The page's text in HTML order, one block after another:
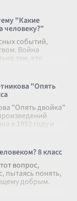
"Какие
человеку?"
событий,
Война
тем, кто
"Опять
"Опять двойка"
в 1952 году и
8 класс
вопрос,
пытаясь понять,
добрым.